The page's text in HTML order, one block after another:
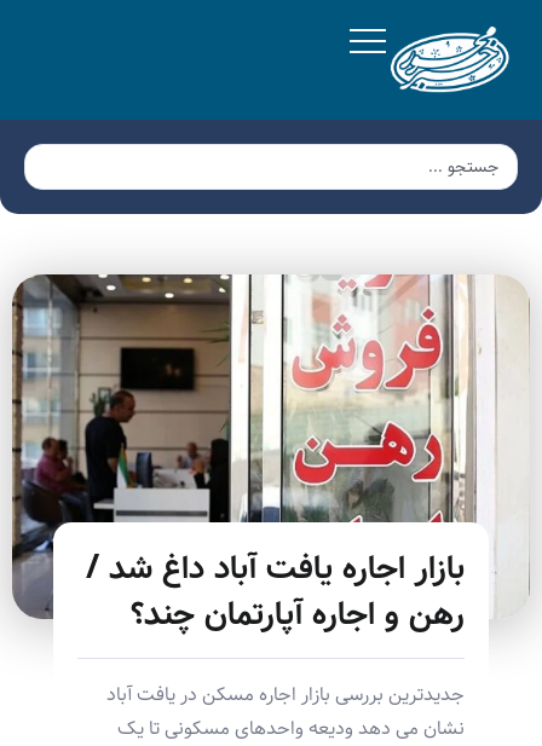
بازار اجاره یافت آباد داغ شد /
رهن و اجاره آپارتمان چند؟
جدیدترین بررسی بازار اجاره مسکن در یافت آباد
نشان می دهد ودیعه واحدهای مسکونی تا یک